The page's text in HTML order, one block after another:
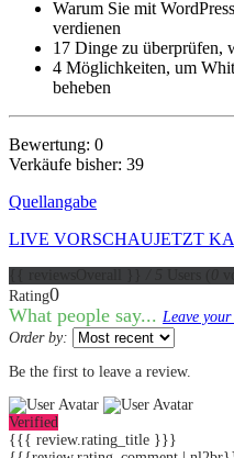
Warum Sie mit
verdienen
17 Dinge zu überprüfen,
4 Möglichkeiten, um
beheben
Bewertung: 0
Verkäufe bisher: 39
Quellangabe
LIVE VORSCHAUJETZT
Rating0
What people say... Leave
Order by:
Be the first to leave a review.
Verified
{{{ review.rating_title }}}